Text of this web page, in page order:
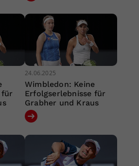
für
24.06.2025
Wimbledon: Keine
Erfolgserlebnisse für
Grabher und Kraus